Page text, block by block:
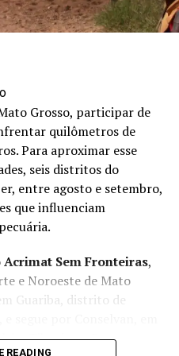
pela menor
sentido oposto, os
registrou valorização
média de R$ 5.964,49 por
externa.
Grosso, participar de
quilômetros de
Para aproximar esse
seis distritos do
entre agosto e setembro,
que influenciam
Acrimat Sem Fronteiras,
e Noroeste de Mato
Guariba, distrito de
Tibagi, em Brasnorte
READING